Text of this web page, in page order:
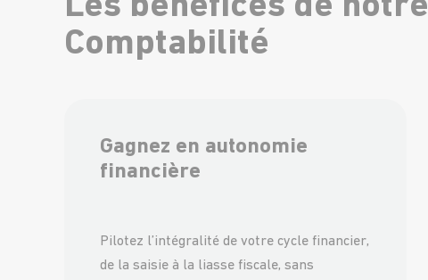
Les bénéfices de
Comptabilité
Gagnez en autonomie
financière
Pilotez l’intégralité de votre cycle financier,
de la saisie à la liasse fiscale, sans